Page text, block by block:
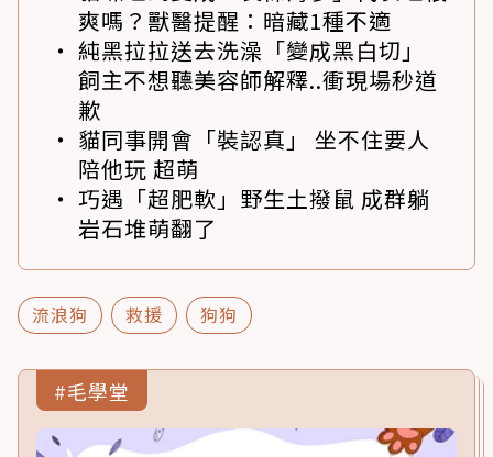
爽嗎？獸醫提醒：暗藏1種不適
純黑拉拉送去洗澡「變成黑白切」
飼主不想聽美容師解釋..衝現場秒道
歉
貓同事開會「裝認真」 坐不住要人
陪他玩 超萌
巧遇「超肥軟」野生土撥鼠 成群躺
岩石堆萌翻了
流浪狗 救援 狗狗
#毛學堂